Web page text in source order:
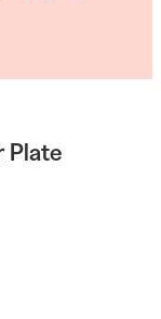
Plate